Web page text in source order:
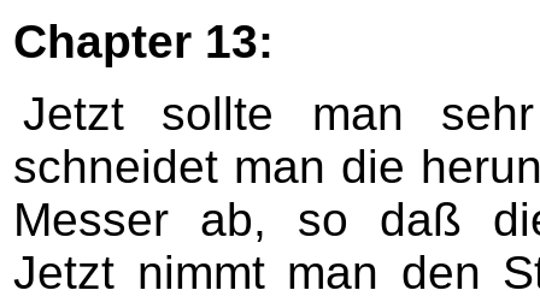
Chapter 13:
Jetzt sollte man
schneidet man die
Messer ab, so daß
Jetzt nimmt man den